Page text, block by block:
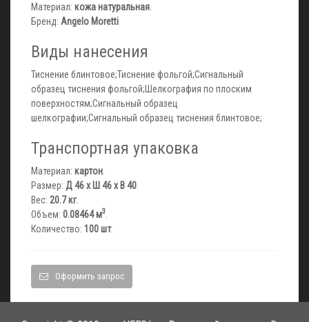
Материал: кожа натуральная
Бренд: Angelo Moretti
Виды нанесения
Тиснение блинтовое;Тиснение фольгой;Сигнальный
образец тиснения фольгой;Шелкография по плоским
поверхностям;Сигнальный образец
шелкографии;Сигнальный образец тиснения блинтовое;
Транспортная упаковка
Материал: картон
Размер: Д 46 x Ш 46 x В 40
Вес: 20.7 кг.
Объем: 0.08464 м3
Количество: 100 шт.
Оформить запрос